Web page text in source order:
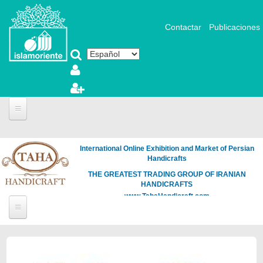
Pasar al contenido principal
Contactar Publicaciones
International Online Exhibition and Market of Persian
Handicrafts
THE GREATEST TRADING GROUP OF IRANIAN
HANDICRAFTS
www.TahaHandicraft.com